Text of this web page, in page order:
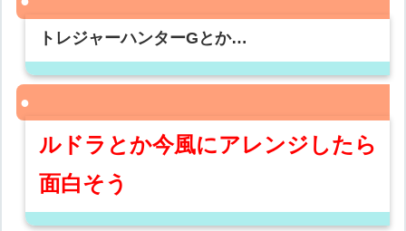
トレジャーハンターGとか…
ルドラとか今風にアレンジしたら
面白そう